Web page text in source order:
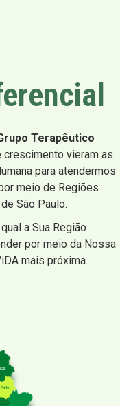
Terapêutico
crescimento vieram as
para atendermos
meio de Regiões
São Paulo.
a Sua Região
por meio da Nossa
mais próxima.